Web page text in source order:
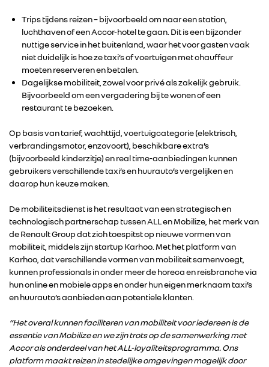
Trips tijdens reizen – bijvoorbeeld om naar een station,
luchthaven of een Accor-hotel te gaan. Dit is een bijzonder
nuttige service in het buitenland, waar het voor gasten vaak
niet duidelijk is hoe ze taxi’s of voertuigen met chauffeur
moeten reserveren en betalen.
Dagelijkse mobiliteit, zowel voor privé als zakelijk gebruik.
Bijvoorbeeld om een vergadering bij te wonen of een
restaurant te bezoeken.
Op basis van tarief, wachttijd, voertuigcategorie (elektrisch,
verbrandingsmotor, enzovoort), beschikbare extra’s
(bijvoorbeeld kinderzitje) en real time-aanbiedingen kunnen
gebruikers verschillende taxi’s en huurauto’s vergelijken en
daarop hun keuze maken.
De mobiliteitsdienst is het resultaat van een strategisch en
technologisch partnerschap tussen ALL en Mobilize, het merk van
de Renault Group dat zich toespitst op nieuwe vormen van
mobiliteit, middels zijn startup Karhoo. Met het platform van
Karhoo, dat verschillende vormen van mobiliteit samenvoegt,
kunnen professionals in onder meer de horeca en reisbranche via
hun online en mobiele apps en onder hun eigen merknaam taxi’s
en huurauto’s aanbieden aan potentiele klanten.
“Het overal kunnen faciliteren van mobiliteit voor iedereen is de
essentie van Mobilize en we zijn trots op de samenwerking met
Accor als onderdeel van het ALL-loyaliteitsprogramma. Ons
platform maakt reizen in stedelijke omgevingen mogelijk door